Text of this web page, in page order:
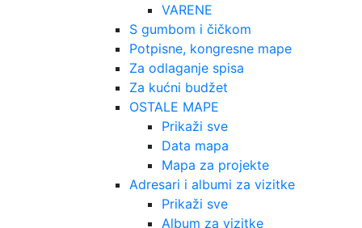
VARENE
S gumbom i čičkom
Potpisne, kongresne mape
Za odlaganje spisa
Za kućni budžet
OSTALE MAPE
Prikaži sve
Data mapa
Mapa za projekte
Adresari i albumi za vizitke
Prikaži sve
Album za vizitke